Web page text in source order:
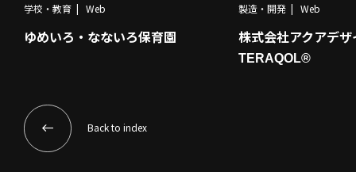
学校・教育 Web
ゆめいろ・なないろ保育園
製造・開発 Web
株式会社アクアデザ
TERAQOL®︎
Back to index